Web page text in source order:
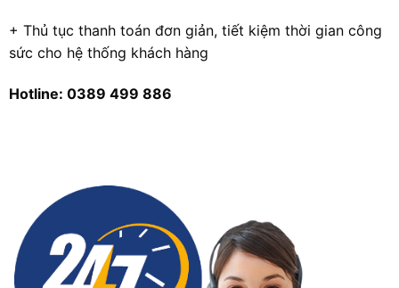
+ Thủ tục thanh toán đơn giản, tiết kiệm thời gian công
sức cho hệ thống khách hàng
Hotline: 0389 499 886